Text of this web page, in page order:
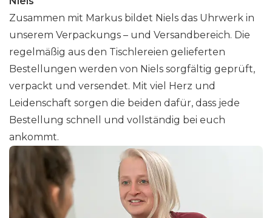
Zusammen mit Markus bildet Niels das Uhrwerk in
unserem Verpackungs – und Versandbereich. Die
regelmäßig aus den Tischlereien gelieferten
Bestellungen werden von Niels sorgfältig geprüft,
verpackt und versendet. Mit viel Herz und
Leidenschaft sorgen die beiden dafür, dass jede
Bestellung schnell und vollständig bei euch
ankommt.